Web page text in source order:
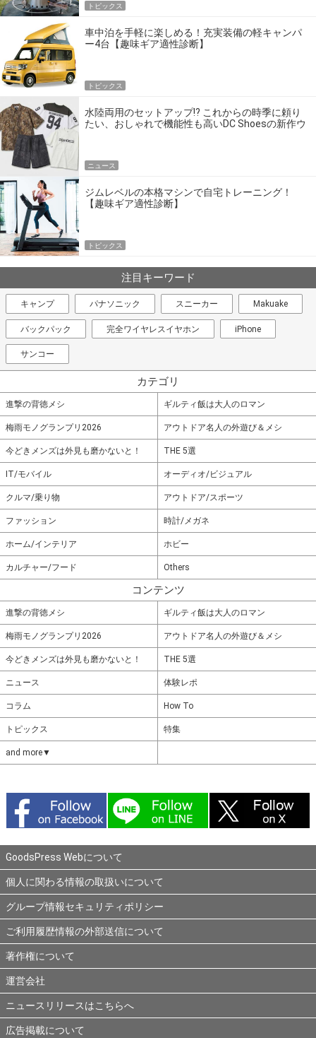
トピックス
車中泊を手軽に楽しめる！充実装備の軽キャンパ
ー4台【趣味ギア適性診断】
トピックス
水陸両用のセットアップ!? これからの時季に頼り
たい、おしゃれで機能性も高いDC Shoesの新作ウ
ニュース
ジムレベルの本格マシンで自宅トレーニング！
【趣味ギア適性診断】
トピックス
注目キーワード
キャンプ パナソニック スニーカー Makuake
バックパック 完全ワイヤレスイヤホン iPhone
サンコー
カテゴリ
進撃の背徳メシ ギルティ飯は大人のロマン
梅雨モノグランプリ2026 アウトドア名人の外遊び＆メシ
今どきメンズは外見も磨かないと！ THE 5選
IT/モバイル オーディオ/ビジュアル
クルマ/乗り物 アウトドア/スポーツ
ファッション 時計/メガネ
ホーム/インテリア ホビー
カルチャー/フード Others
コンテンツ
進撃の背徳メシ ギルティ飯は大人のロマン
梅雨モノグランプリ2026 アウトドア名人の外遊び＆メシ
今どきメンズは外見も磨かないと！ THE 5選
ニュース 体験レポ
コラム How To
トピックス 特集
and more▼
GoodsPress Webについて
個人に関わる情報の取扱いについて
グループ情報セキュリティポリシー
ご利用履歴情報の外部送信について
著作権について
運営会社
ニュースリリースはこちらへ
広告掲載について